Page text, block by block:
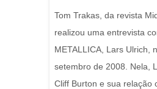
Tom Trakas, da revista
realizou uma entrevista
METALLICA, Lars Ulrich,
setembro de 2008. Nela,
Cliff Burton e sua relação